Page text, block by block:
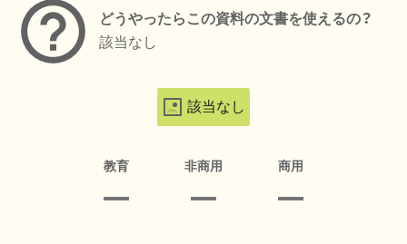
どうやったらこの資料の文書を使えるの？
該当なし
該当なし
教育 非商用 商用